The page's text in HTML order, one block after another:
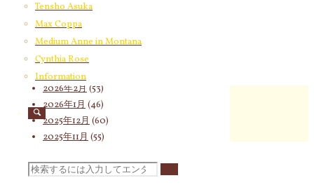
Tensho Asuka
Max Coppa
Medium Anne in Montana
Cynthia Rose
Information
検
2026年7月(58)
2026年6月
2026年5月(67)
2026年4月(76)
2026年3月
2026年2月 (53)
2026年1月 (46)
2025年12月 (60)
2025年11月 (55)
2025年9月(62)